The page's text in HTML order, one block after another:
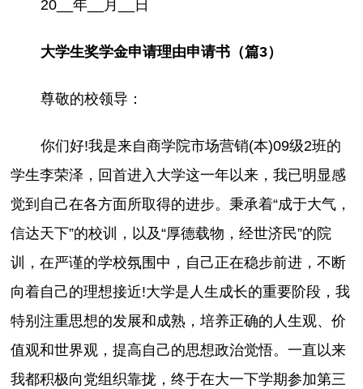
20__年__月__日
大学生奖学金申请理由申请书（篇3）
尊敬的校领导：
你们好!我是来自商学院市场营销(本)09级2班的
学生李荣泽，回首进入大学这一年以来，我已明显感
觉到自己在各方面所取得的进步。秉承着“成于大气，
信达天下”的校训，以及“厚德载物，经世济民”的院
训，在严谨的学校氛围中，自己正在稳步前进，不断
向着自己的理想接近!大学是人生成长的重要阶段，我
特别注重思想的发展和成熟，培养正确的人生观、价
值观和世界观，提高自己的思想政治觉悟。一直以来
我都积极向党组织靠拢，终于在大一下学期参加第三